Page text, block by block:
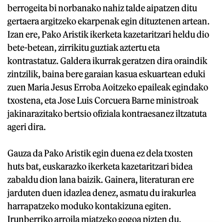
berrogeita bi norbanako nahiz talde aipatzen ditu
gertaera argitzeko ekarpenak egin dituztenen artean.
Izan ere, Pako Aristik ikerketa kazetaritzari heldu dio
bete-betean, zirrikitu guztiak aztertu eta
kontrastatuz. Galdera ikurrak geratzen dira oraindik
zintzilik, baina bere garaian kasua eskuartean eduki
zuen Maria Jesus Erroba Aoitzeko epaileak egindako
txostena, eta Jose Luis Corcuera Barne ministroak
jakinarazitako bertsio ofiziala kontraesanez iltzatuta
ageri dira.
Gauza da Pako Aristik egin duena ez dela txosten
huts bat, euskarazko ikerketa kazetaritzari bidea
zabaldu dion lana baizik. Gainera, literaturan ere
jarduten duen idazlea denez, asmatu du irakurlea
harrapatzeko moduko kontakizuna egiten.
Irunberriko arroila miatzeko gogoa pizten du.